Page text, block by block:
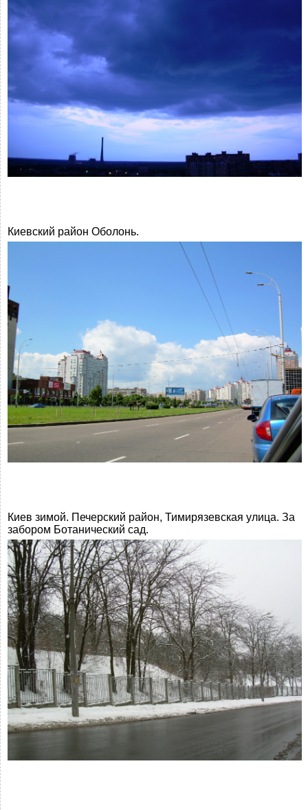
Киевский район Оболонь.
Киев зимой. Печерский район, Тимирязевская улица. За
забором Ботанический сад.